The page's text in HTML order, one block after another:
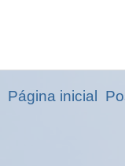
Página inicial